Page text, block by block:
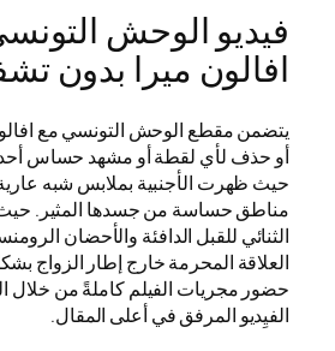
فيديو الوحش
افالون ميرا بدون
يتضمن مقطع الوحش التونسي مع
أو حذف لأي لقطة أو مشهد حساس
حيث ظهرت الأجنبية بملابس شبه
مناطق حساسة من جسدها المثير. حيث
الثنائي للقبل الدافئة والأحضان
العلاقة المحرمة خارج إطار الزواج
حضور مجريات الفيلم كاملةً من خلال
الفيِديو المرفق في أعلى المقال.